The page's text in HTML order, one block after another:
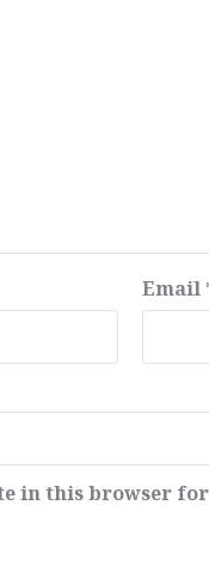
Email
in this browser